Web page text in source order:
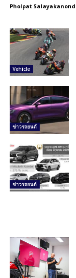
Pholpat Salayakanond
Vehicle
ข่าวรถยนต์
ข่าวรถยนต์